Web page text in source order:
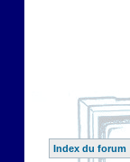
Index du forum